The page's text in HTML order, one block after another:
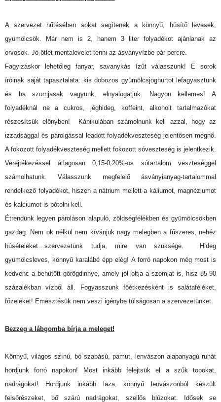
A szervezet hűtésében sokat segítenek a könnyű, hűsítő levesek,
gyümölcsök. Már nem is 2, hanem 3 liter folyadékot ajánlanak az
orvosok. Jó ötlet mentalevelet tenni az ásványvízbe pár percre.
Fagyizáskor lehetőleg fanyar, savanykás ízűt válasszunk! E sorok
íróinak saját tapasztalata: kis dobozos gyümölcsjoghurtot lefagyasztunk
és ha szomjasak vagyunk, elnyalogatjuk. Nagyon kellemes! A
folyadéknál ne a cukros, jéghideg, koffeint, alkoholt tartalmazókat
részesítsük előnyben! Kánikulában számolnunk kell azzal, hogy az
izzadsággal és párolgással leadott folyadékveszteség jelentősen megnő.
A fokozott folyadékveszteség mellett fokozott sóveszteség is jelentkezik.
Verejtékezéssel átlagosan 0,15-0,20%-os sótartalom veszteséggel
számolhatunk. Válasszunk megfelelő ásványianyag-tartalommal
rendelkező folyadékot, hiszen a nátrium mellett a káliumot, magnéziumot
és kalciumot is pótolni kell.
Étrendünk legyen pároláson alapuló, zöldségfélékben és gyümölcsökben
gazdag. Nem ok nélkül nem kívánjuk nagy melegben a fűszeres, nehéz
húsételeket…szervezetünk tudja, mire van szüksége. Hideg
gyümölcsleves, könnyű karalábé épp elég! A forró napokon még most is
kedvenc a behűtött görögdinnye, amely jól oltja a szomjat is, hisz 85-90
százalékban vízből áll. Fogyasszunk főétkezésként is salátaféléket,
főzeléket! Emésztésük nem veszi igénybe túlságosan a szervezetünket.
Bezzeg a lábgomba bírja a meleget!
Könnyű, világos színű, bő szabású, pamut, lenvászon alapanyagú ruhát
hordjunk forró napokon! Most inkább felejtsük el a szűk topokat,
nadrágokat! Hordjunk inkább laza, könnyű lenvászonból készült
felsőrészeket, bő szárú nadrágokat, szellős blúzokat. Idősek se